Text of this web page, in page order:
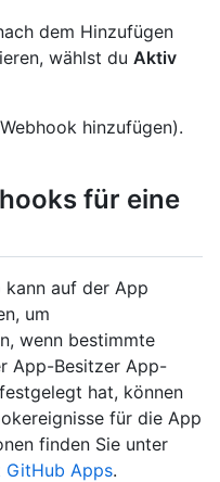
dem Hinzufügen
wählst du Aktiv
hinzufügen).
für eine
auf der App
um
wenn bestimmte
App-Besitzer App-
hat, können
für die App
finden Sie unter
GitHub Apps.